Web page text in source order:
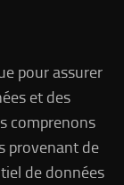
pour assurer
et des
comprenons
provenant de
de données